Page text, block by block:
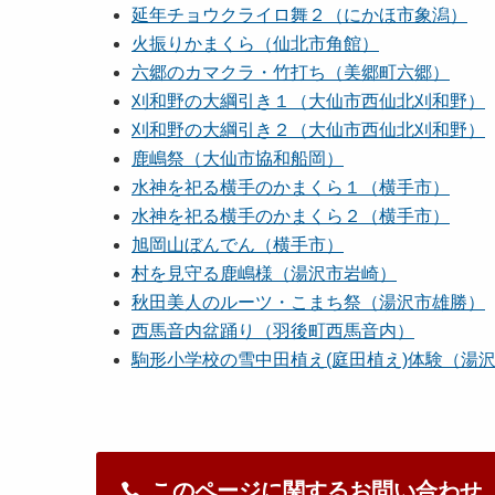
延年チョウクライロ舞２（にかほ市象潟）
火振りかまくら（仙北市角館）
六郷のカマクラ・竹打ち（美郷町六郷）
刈和野の大綱引き１（大仙市西仙北刈和野）
刈和野の大綱引き２（大仙市西仙北刈和野）
鹿嶋祭（大仙市協和船岡）
水神を祀る横手のかまくら１（横手市）
水神を祀る横手のかまくら２（横手市）
旭岡山ぼんでん（横手市）
村を見守る鹿嶋様（湯沢市岩崎）
秋田美人のルーツ・こまち祭（湯沢市雄勝）
西馬音内盆踊り（羽後町西馬音内）
駒形小学校の雪中田植え(庭田植え)体験（湯